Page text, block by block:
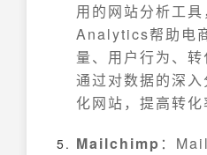
用的网站分析工
Analytics帮助电
量、用户行为、转
通过对数据的深
化网站，提高转化
Mailchimp ：